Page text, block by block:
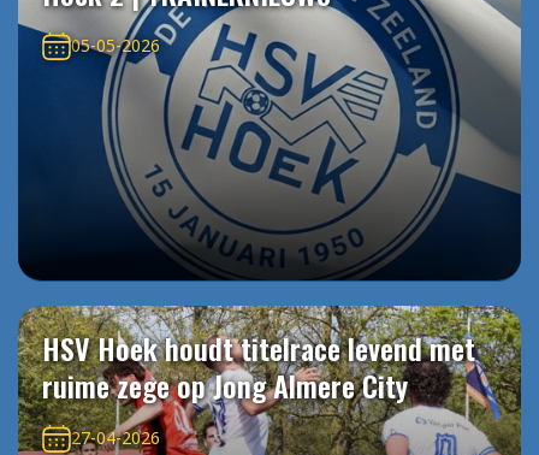
05-05-2026
HSV Hoek houdt titelrace levend met
ruime zege op Jong Almere City
27-04-2026